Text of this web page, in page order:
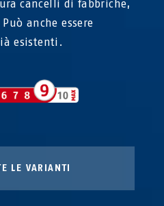
cancelli di fabbriche,
anche essere
esistenti.
LE VARIANTI